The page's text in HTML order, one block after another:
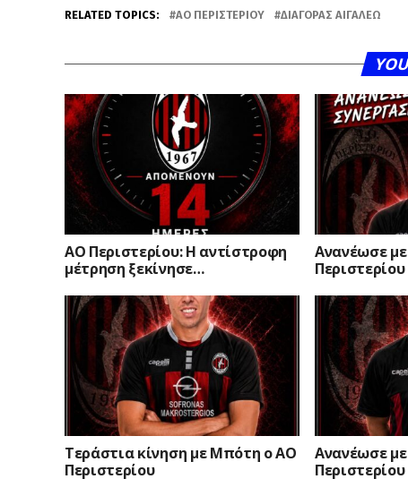
RELATED TOPICS: ΑΟ ΠΕΡΙΣΤΕΡΊΟΥ ΔΙΑΓΌΡΑΣ ΑΙΓΆΛΕΩ
ΑΟ Περιστερίου: Η αντίστροφη
μέτρηση ξεκίνησε…
Ανανέωσε
Περιστερίου
Τεράστια κίνηση με Μπότη ο ΑΟ
Περιστερίου
Ανανέωσε
Περιστερίου